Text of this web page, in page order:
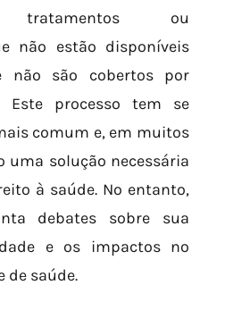
tratamentos ou
não estão disponíveis
não são cobertos por
Este processo tem se
comum e, em muitos
uma solução necessária
à saúde. No entanto,
debates sobre sua
e os impactos no
de saúde.